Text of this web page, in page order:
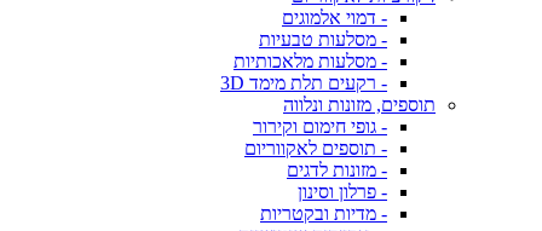
- דמוי אלמוגים
- מסלעות טבעיות
- מסלעות מלאכותיות
- רקעים תלת מימד 3D
תוספים, מזונות ונלווה
- גופי חימום וקירור
- תוספים לאקווריום
- מזונות לדגים
- פרלון וסינון
- מדיות ובקטריות